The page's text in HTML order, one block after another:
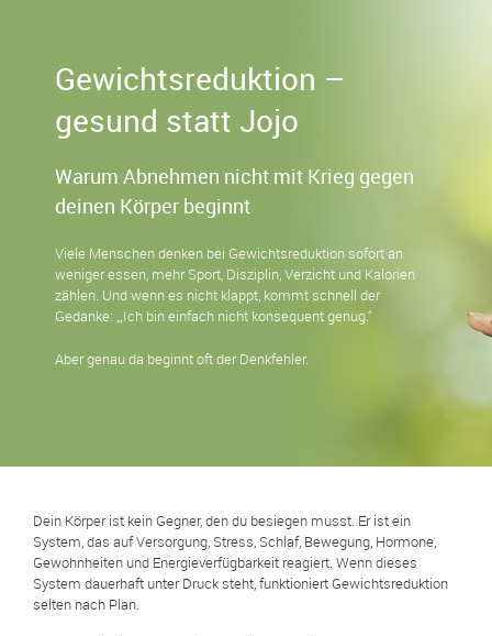
E-Book’s
Gewichtsreduktion
Gesundheit
Kindergesundheit & Ernährung
Wie läuft’s?
Veranstaltungen
Gewichtsreduktion –
gesund statt Jojo
Warum Abnehmen nicht mit Krieg gegen
deinen Körper beginnt
Viele Menschen denken bei Gewichtsreduktion sofort an
weniger essen, mehr Sport, Disziplin, Verzicht und Kalorien
zählen. Und wenn es nicht klappt, kommt schnell der
Gedanke: „Ich bin einfach nicht konsequent genug.“
Aber genau da beginnt oft der Denkfehler.
Dein Körper ist kein Gegner, den du besiegen musst. Er ist ein
System, das auf Versorgung, Stress, Schlaf, Bewegung, Hormone,
Gewohnheiten und Energieverfügbarkeit reagiert. Wenn dieses
System dauerhaft unter Druck steht, funktioniert Gewichtsreduktion
selten nach Plan.